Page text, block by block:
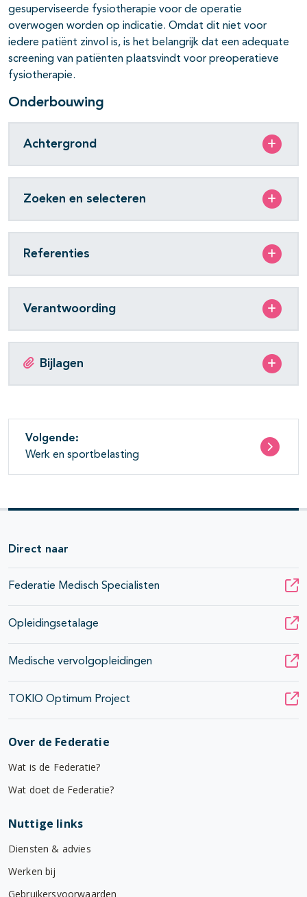
gesuperviseerde fysiotherapie voor de operatie
overwogen worden op indicatie. Omdat dit niet voor
iedere patiënt zinvol is, is het belangrijk dat een adequate
screening van patiënten plaatsvindt voor preoperatieve
fysiotherapie.
Onderbouwing
Achtergrond
Zoeken en selecteren
Referenties
Verantwoording
Bijlagen
Volgende:
Werk en sportbelasting
Direct naar
Federatie Medisch Specialisten
Opleidingsetalage
Medische vervolgopleidingen
TOKIO Optimum Project
Over de Federatie
Wat is de Federatie?
Wat doet de Federatie?
Nuttige links
Diensten & advies
Werken bij
Gebruikersvoorwaarden